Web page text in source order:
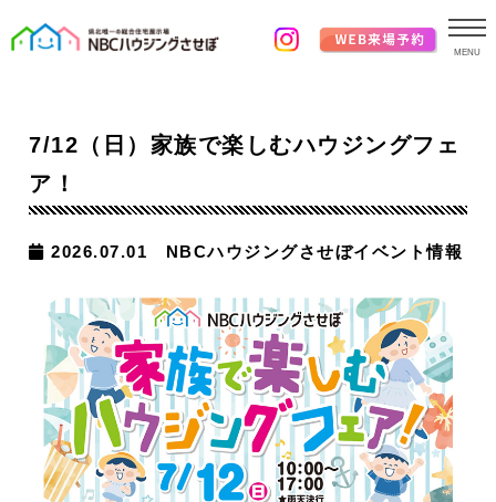
MENU
7/12（日）家族で楽しむハウジングフェ
ア！
2026.07.01 NBCハウジングさせぼイベント情報